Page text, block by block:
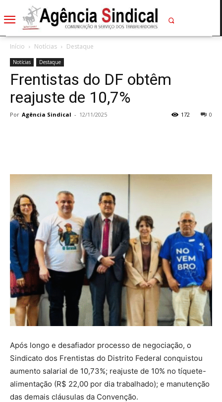
Início Notícias Destaque
Notícias Destaque
Frentistas do DF obtêm
reajuste de 10,7%
Por Agência Sindical - 12/11/2025 0
172
Após longo e desafiador processo de negociação, o
Sindicato dos Frentistas do Distrito Federal conquistou
aumento salarial de 10,73%; reajuste de 10% no tíquete-
alimentação (R$ 22,00 por dia trabalhado); e manutenção
das demais cláusulas da Convenção.